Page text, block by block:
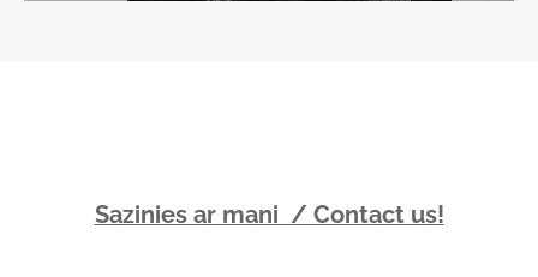
Sazinies ar mani / Contact us!